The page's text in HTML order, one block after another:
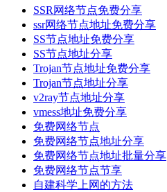
SSR网络节点免费分享
ssr网络节点地址免费分享
SS节点地址免费分享
SS节点地址分享
Trojan节点地址免费分享
Trojan节点地址分享
v2ray节点地址分享
vmess地址免费分享
免费网络节点
免费网络节点地址分享
免费网络节点地址批量分享
免费网络节点节享
自建科学上网的方法